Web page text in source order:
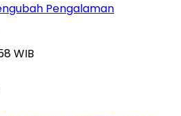
Pengalaman
WIB